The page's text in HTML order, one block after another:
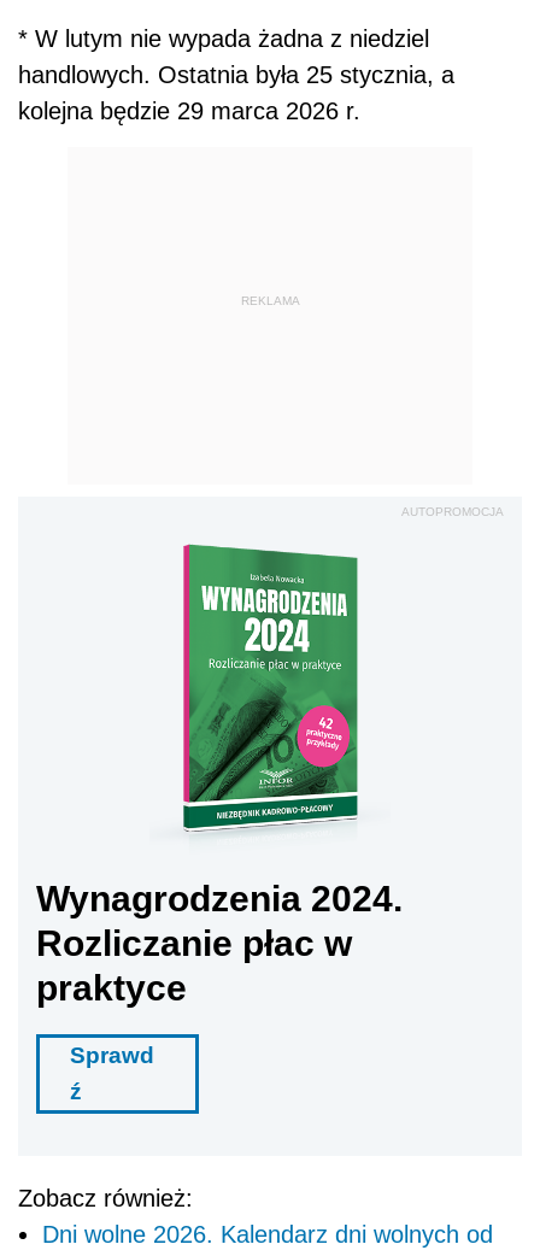
* W lutym nie wypada żadna z niedziel
handlowych. Ostatnia była 25 stycznia, a
kolejna będzie 29 marca 2026 r.
REKLAMA
AUTOPROMOCJA
Wynagrodzenia 2024.
Rozliczanie płac w
praktyce
Sprawd
ź
Zobacz również:
Dni wolne 2026. Kalendarz dni wolnych od